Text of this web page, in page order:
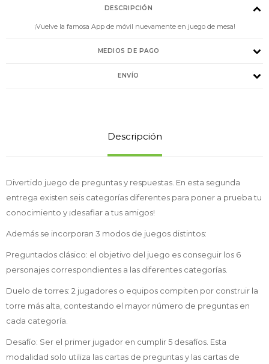
DESCRIPCIÓN
¡Vuelve la famosa App de móvil nuevamente en juego de mesa!
MEDIOS DE PAGO
ENVÍO
Descripción
Divertido juego de preguntas y respuestas. En esta segunda
entrega existen seis categorías diferentes para poner a prueba tu
conocimiento y ¡desafiar a tus amigos!
Además se incorporan 3 modos de juegos distintos:
Preguntados clásico: el objetivo del juego es conseguir los 6
personajes correspondientes a las diferentes categorías.
Duelo de torres: 2 jugadores o equipos compiten por construir la
torre más alta, contestando el mayor número de preguntas en
cada categoría.
Desafío: Ser el primer jugador en cumplir 5 desafíos. Esta
modalidad solo utiliza las cartas de preguntas y las cartas de